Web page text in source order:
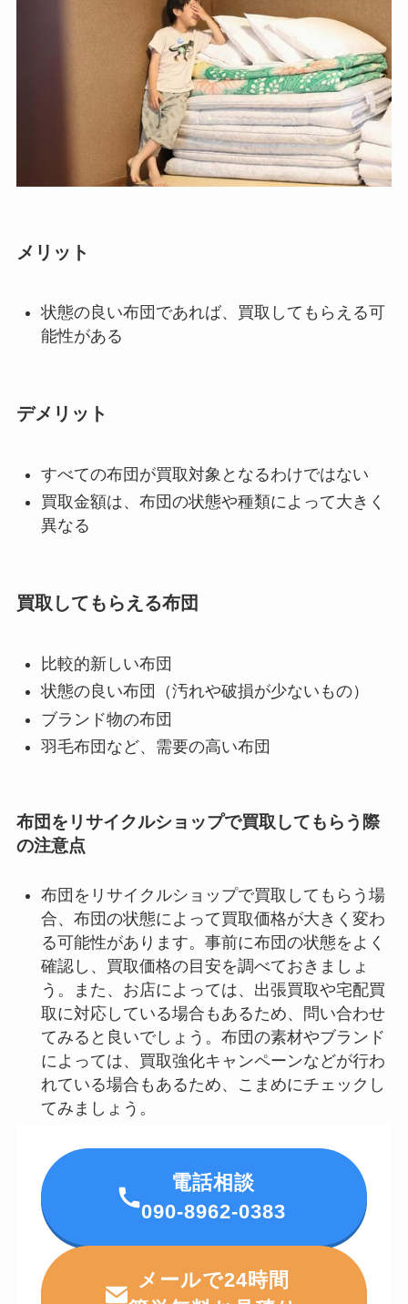
メリット
状態の良い布団であれば、買取してもらえる可
能性がある
デメリット
すべての布団が買取対象となるわけではない
買取金額は、布団の状態や種類によって大きく
異なる
買取してもらえる布団
比較的新しい布団
状態の良い布団（汚れや破損が少ないもの）
ブランド物の布団
羽毛布団など、需要の高い布団
布団をリサイクルショップで買取してもらう際
の注意点
布団をリサイクルショップで買取してもらう場
合、布団の状態によって買取価格が大きく変わ
る可能性があります。事前に布団の状態をよく
確認し、買取価格の目安を調べておきましょ
う。また、お店によっては、出張買取や宅配買
取に対応している場合もあるため、問い合わせ
てみると良いでしょう。布団の素材やブランド
によっては、買取強化キャンペーンなどが行わ
れている場合もあるため、こまめにチェックし
てみましょう。
電話相談
090-8962-0383
メールで24時間